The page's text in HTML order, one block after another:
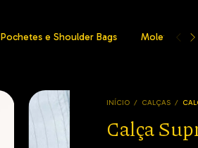
Pochetes e Shoulder Bags Moletons
INÍCIO / CALÇAS /
Calça